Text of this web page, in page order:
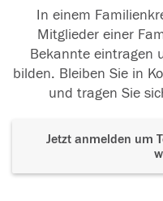
In einem
Mitglieder einer
Bekannte eintragen
bilden. Bleiben Sie in
und tragen Sie
Jetzt anmelden um